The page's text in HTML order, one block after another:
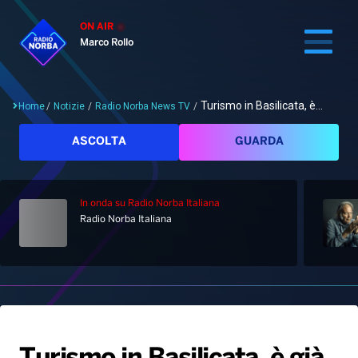
ON AIR
Marco Rollo
Cerca
Palinsesto
Notizie
Home/ Notizie / Radio Norba News TV / Turismo in Basilicata, è...
ASCOLTA GUARDA
In onda su Radio Norba Italiana
Radio Norba Italiana